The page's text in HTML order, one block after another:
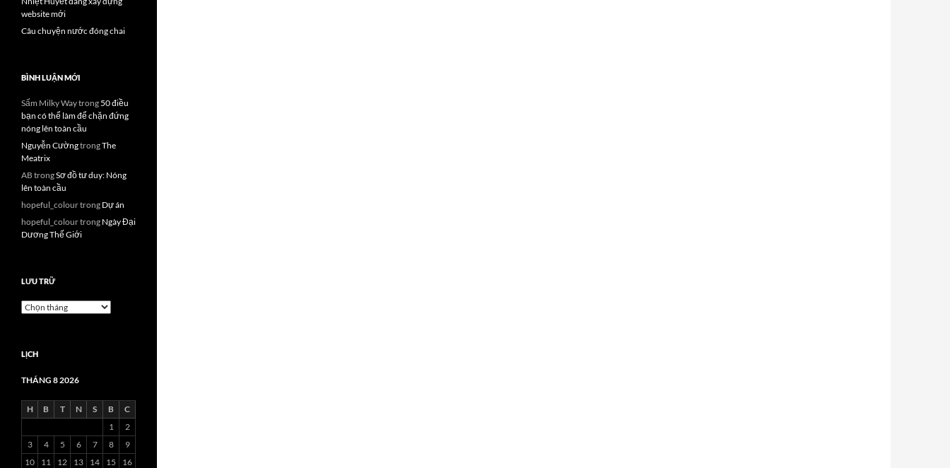
website mới
Câu chuyện nước đóng chai
BÌNH LUẬN MỚI
Sấm Milky Waytrong50 điều
bạn có thể làm để chặn đứng
nóng lên toàn cầu
Nguyễn CườngtrongThe
Meatrix
AB trongSơ đồ tư duy: Nóng
lên toàn cầu
hopeful_colourtrong Dự án
hopeful_colourtrong Ngày Đại
Dương Thế Giới
LƯU TRỮ
Lưu
LỊCH
THÁNG 8 2026
H B T N S B
C
1
2
3
4 5 6 7 8
9
10
11 12 13 14 15
16